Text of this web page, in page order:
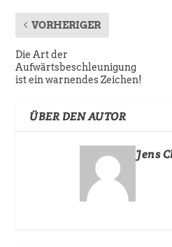
VORHERIGER
Die Art der
Aufwärtsbeschleunigung
ist ein warnendes Zeichen!
ÜBER DEN AUTOR
Jens